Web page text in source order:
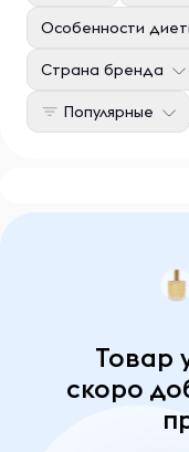
Особенности
Страна бренда
Популярные
Товар
скоро